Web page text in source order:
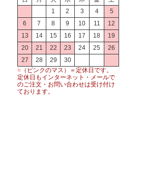
1
2 3 4
5
6
7 8 9 10 11
12
13
14 15 16 17 18
19
20
21 22 23 24 25
26
27
28 29
30
■ （ピンクのマス）＝定休日です。
定休日もインターネット・メールで
のご注文・お問い合わせは受け付け
ております。